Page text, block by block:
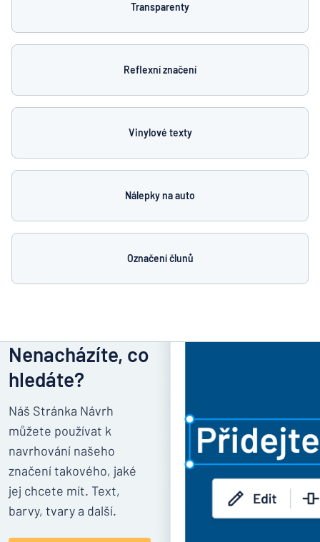
Transparenty
Reflexní značení
Vinylové texty
Nálepky na auto
Označení člunů
Nenacházíte, co
hledáte?
Náš Stránka Návrh
můžete používat k
navrhování našeho
značení takového, jaké
jej chcete mít. Text,
barvy, tvary a další.